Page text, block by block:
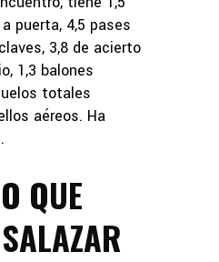
puerta, 4,5 pases
3,8 de acierto
1,3 balones
totales
aéreos. Ha
QUE